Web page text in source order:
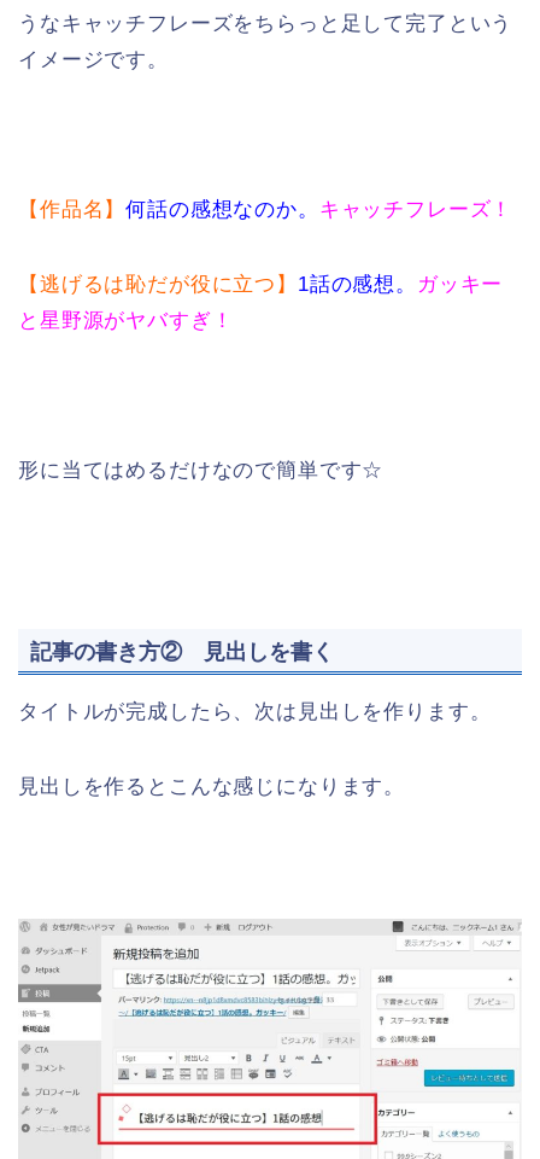
うなキャッチフレーズをちらっと足して完了という
イメージです。
【作品名】何話の感想なのか。 キャッチフレーズ！
【逃げるは恥だが役に立つ】 1話の感想。
ガッキー
と星野源がヤバすぎ！
形に当てはめるだけなので簡単です☆
記事の書き方② 見出しを書く
タイトルが完成したら、次は見出しを作ります。
見出しを作るとこんな感じになります。